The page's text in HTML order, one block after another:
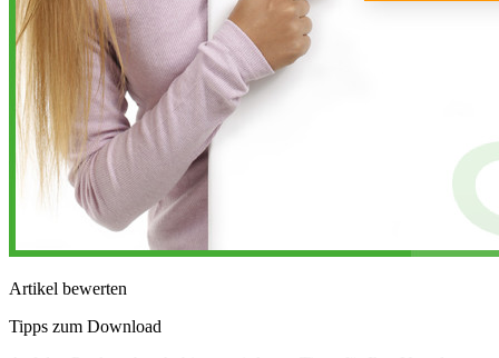
Artikel bewerten
Tipps zum Download